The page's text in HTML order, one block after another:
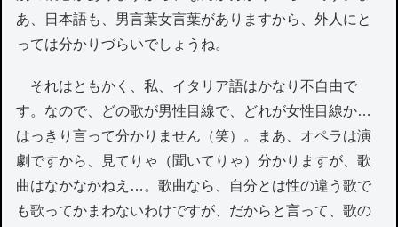
あ、日本語も、男言葉女言葉がありますから、外人にと
っては分かりづらいでしょうね。
それはともかく、私、イタリア語はかなり不自由で
す。なので、どの歌が男性目線で、どれが女性目線か…
はっきり言って分かりません（笑）。まあ、オペラは演
劇ですから、見てりゃ（聞いてりゃ）分かりますが、歌
曲はなかなかねえ…。歌曲なら、自分とは性の違う歌で
も歌ってかまわないわけですが、だからと言って、歌の